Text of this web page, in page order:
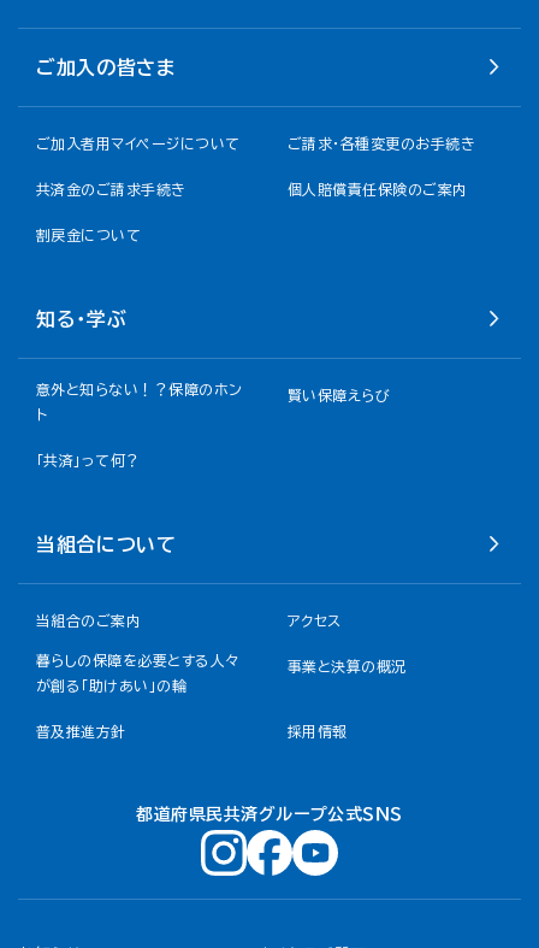
ご加入の皆さま
ご加入者用マイページについて ご請求・各種変更のお手続き
共済金のご請求手続き 個人賠償責任保険のご案内
割戻金について​
知る・学ぶ
意外と知らない！？保障のホン
ト
賢い保障えらび
「共済」って何？
当組合について
当組合のご案内 アクセス
暮らしの保障を必要とする人々
が創る「助けあい」の輪
事業と決算の概況
普及推進方針 採用情報
都道府県民共済グループ公式ＳＮＳ